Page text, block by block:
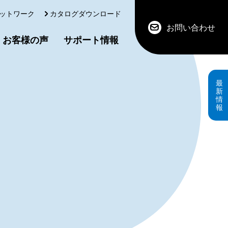
お客様の声 サポート情報
お問い合わせ
トワーク カタログダウンロード
最
新
情
報